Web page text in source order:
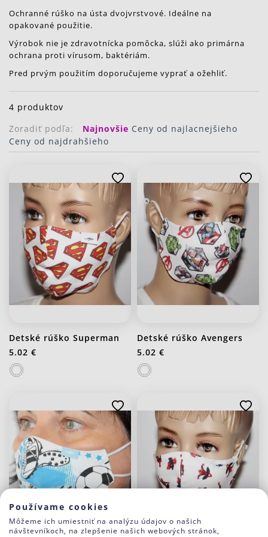
Ochranné rúško na ústa dvojvrstvové. Ideálne na
opakované použitie.
Výrobok nie je zdravotnícka pomôcka, slúži ako primárna
ochrana proti vírusom, baktériám.
Pred prvým použitím doporučujeme vyprať a ožehliť.
4 produktov
Zoradiť podľa: Najnovšie Ceny od najlacnejšieho
Ceny od najdrahšieho
Detské rúško Superman
5.02 €
Detské rúško Avengers
5.02 €
Používame cookies
Môžeme ich umiestniť na analýzu údajov o našich
návštevníkoch, na zlepšenie našich webových stránok,